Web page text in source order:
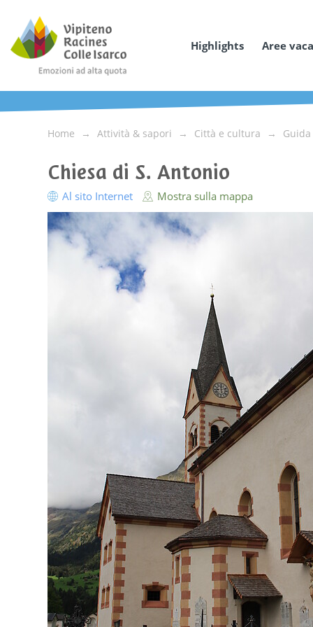
Highlights Aree
Home Attività & sapori Città e cultura
Chiesa di S. Antonio
Al sito Internet Mostra sulla mappa